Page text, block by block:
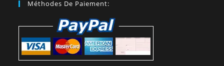
Méthodes De Paiement: